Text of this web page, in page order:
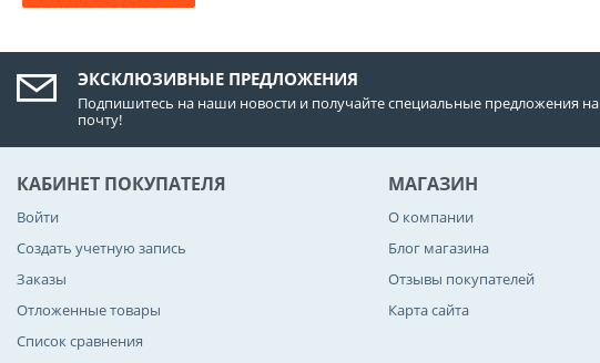
ЭКСКЛЮЗИВНЫЕ ПРЕДЛОЖЕНИЯ
Подпишитесь на наши новости и получайте специальные предложения на
почту!
КАБИНЕТ ПОКУПАТЕЛЯ
Войти
Создать учетную запись
Заказы
Отложенные товары
Список сравнения
МАГАЗИН
О компании
Блог магазина
Отзывы покупателей
Карта сайта